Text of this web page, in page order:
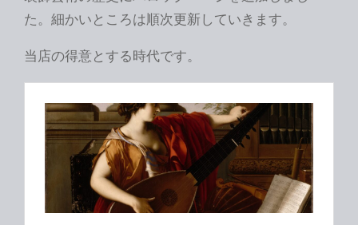
た。細かいところは順次更新していきます。
当店の得意とする時代です。